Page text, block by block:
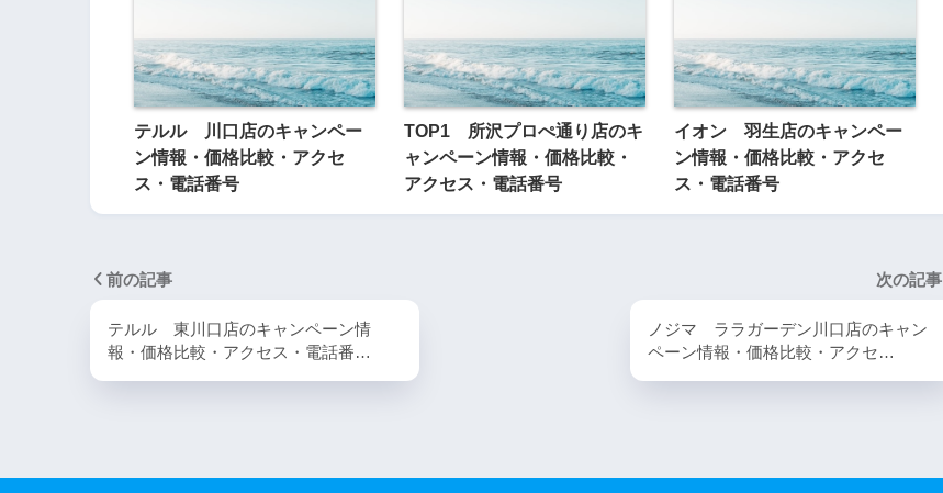
テルル 川口店のキャンペー
ン情報・価格比較・アクセ
ス・電話番号
TOP1 所沢プロぺ通り店のキ
ャンペーン情報・価格比較・
アクセス・電話番号
イオン 羽生店のキャンペー
ン情報・価格比較・アクセ
ス・電話番号
前の記事
テルル 東川口店のキャンペーン情
報・価格比較・アクセス・電話番…
次の記事
ノジマ ララガーデン川口店のキャン
ペーン情報・価格比較・アクセ…